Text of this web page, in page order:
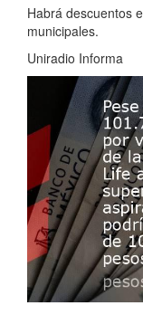
Habrá descuentos
municipales.
Uniradio Informa